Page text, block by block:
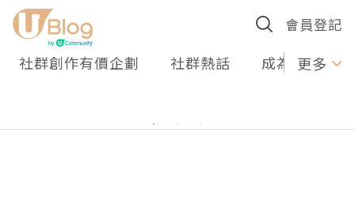
會員登記
社群創作有價企劃 社群熱話 成為U更多